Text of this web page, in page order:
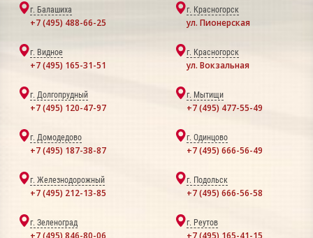
г. Балашиха
+7 (495) 488-66-25
г. Красногорск
ул. Пионерская
г. Видное
+7 (495) 165-31-51
г. Красногорск
ул. Вокзальная
г. Долгопрудный
+7 (495) 120-47-97
г. Мытищи
+7 (495) 477-55-49
г. Домодедово
+7 (495) 187-38-87
г. Одинцово
+7 (495) 666-56-49
г. Железнодорожный
+7 (495) 212-13-85
г. Подольск
+7 (495) 666-56-58
г. Зеленоград
+7 (495) 846-80-06
г. Реутов
+7 (495) 165-41-15